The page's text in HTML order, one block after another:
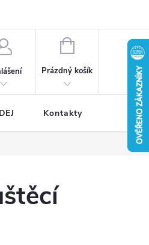
NÁKUPNÍ
Prázdný košík
Kontakty